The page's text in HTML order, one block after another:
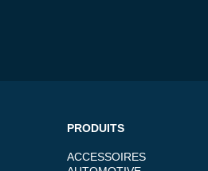
PRODUITS
ACCESSOIRES